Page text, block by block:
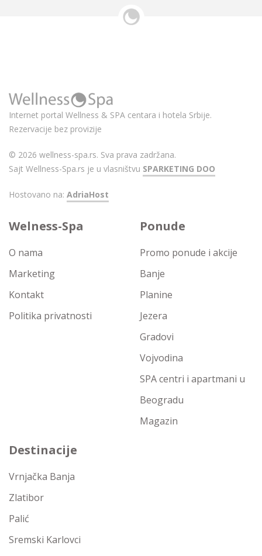
Internet portal Wellness & SPA centara i hotela Srbije.
Rezervacije bez provizije
© 2026 wellness-spa.rs. Sva prava zadržana.
Sajt Wellness-Spa.rs je u vlasništvu SPARKETING DOO
Hostovano na: AdriaHost
Welness-Spa
O nama
Marketing
Kontakt
Politika privatnosti
Ponude
Promo ponude i akcije
Banje
Planine
Jezera
Gradovi
Vojvodina
SPA centri i apartmani u
Beogradu
Magazin
Destinacije
Vrnjačka Banja
Zlatibor
Palić
Sremski Karlovci